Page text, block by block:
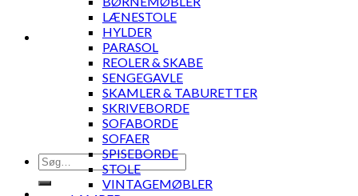
Søg
efter:
LÆNESTOLE
HYLDER
PARASOL
REOLER & SKABE
SENGEGAVLE
SKAMLER & TABURETTER
SKRIVEBORDE
SOFABORDE
SOFAER
SPISEBORDE
STOLE
VINTAGEMØBLER